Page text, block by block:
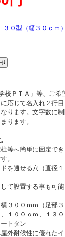
３０型（幅３０ｃｍ）
ＴＡ」等、ご希
応じて名入れ２行
ります。文字数に
ります。
等へ簡単に固定で
。
を通せる穴（直径
て設置する事も可能
３００ｍｍ（足部３
１００ｃｍ、１３
トタン
外耐候性に優れたイ